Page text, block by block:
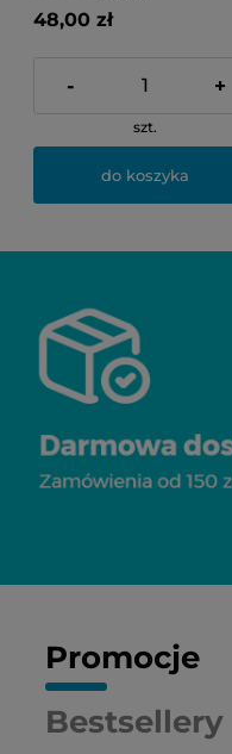
48,00 zł
- +
szt.
do koszyka
Promocje
Bestsellery